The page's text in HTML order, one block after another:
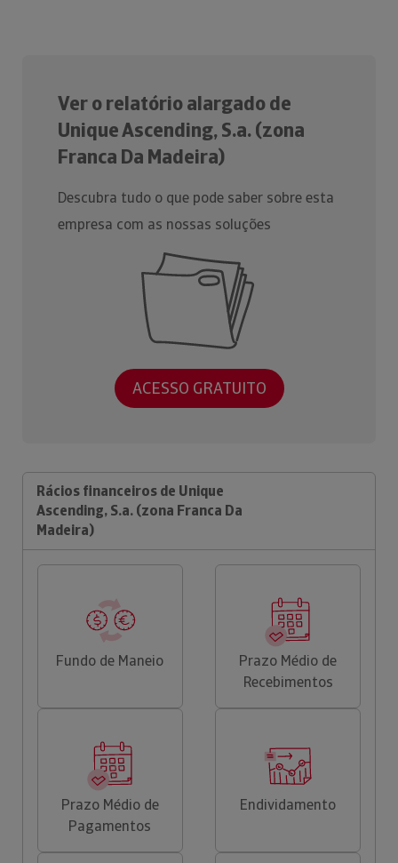
Ver o relatório alargado de
Unique Ascending, S.a. (zona
Franca Da Madeira)
Descubra tudo o que pode saber sobre esta
empresa com as nossas soluções
ACESSO GRATUITO
Rácios financeiros de Unique
Ascending, S.a. (zona Franca Da
Madeira)
Fundo de Maneio
Prazo Médio de
Recebimentos
Prazo Médio de
Pagamentos
Endividamento